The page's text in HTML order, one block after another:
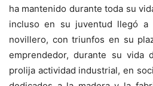
ha mantenido durante toda su
incluso en su juventud llegó a
novillero, con triunfos en su
emprendedor, durante su vida
prolija actividad industrial, en